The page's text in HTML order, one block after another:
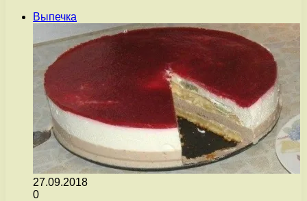
Выпечка
27.09.2018
0